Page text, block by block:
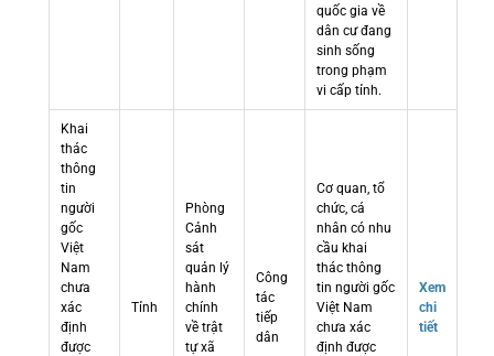
quốc gia về
dân cư đang
sinh sống
trong phạm
vi cấp tỉnh.
Khai
thác
thông
tin
người
gốc
Việt
Nam
chưa
xác
định
được
Tỉnh
Phòng
Cảnh
sát
quản lý
hành
chính
về trật
tự xã
Công
tác
tiếp
dân
Cơ quan, tổ
chức, cá
nhân có nhu
cầu khai
thác thông
tin người gốc
Việt Nam
chưa xác
định được
Xem
chi
tiết